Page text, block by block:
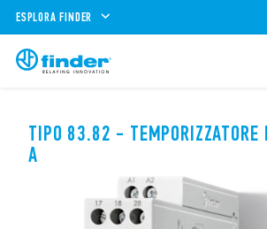
ESPLORA FINDER
TIPO 83.82 - TEMPORIZZATORE
A